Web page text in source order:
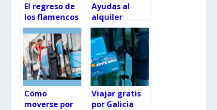
El regreso de
los flamencos
a las Salinas
do Ulló tras
más de 50
años
Ayudas al
alquiler
Galicia 2024:
se abre el
plazo de
solicitud
Cómo
moverse por
Viajar gratis
por Galicia